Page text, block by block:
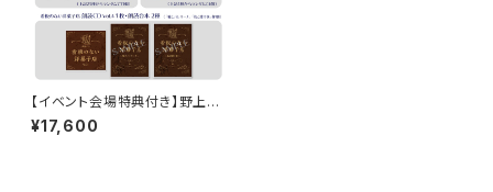
【イベント会場特典付き】野上翔
の野上SHOW 2019.10 グッズ
セット
¥17,600